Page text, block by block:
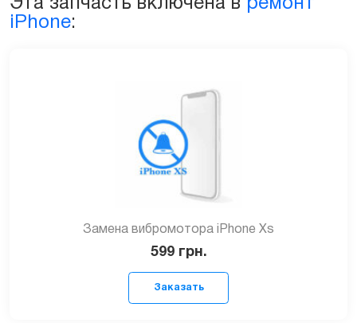
Эта запчасть включена в ремонт
iPhone:
Замена вибромотора iPhone Xs
599 грн.